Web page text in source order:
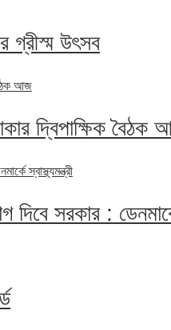
গ্রীস্ম উৎসব
দ্বিপাক্ষিক বৈঠক
দিবে সরকার :